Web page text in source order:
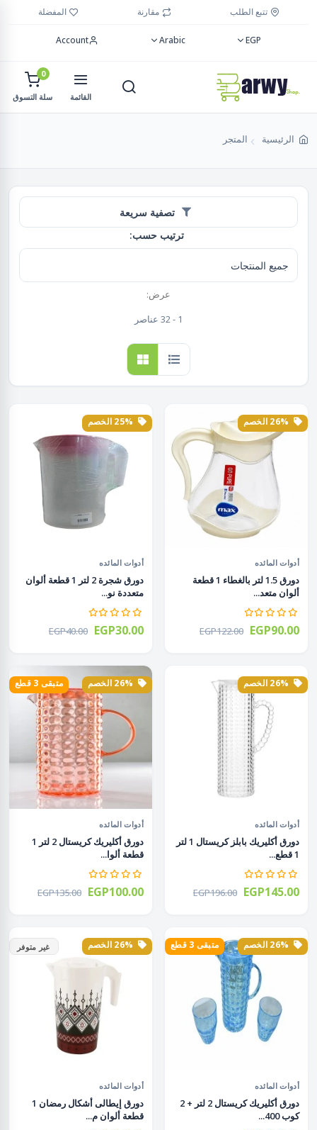
تتبع الطلب مقارنة المفضلة
EGP
Arabic
Account
القائمة
0
سلة التسوق
الرئيسية المتجر
تصفية سريعة
ترتيب حسب:
عرض:
1 - 32 عناصر
أدوات المائده
دورق 1.5 لتر بالغطاء 1 قطعة
ألوان متعد...
EGP122.00 EGP90.00
أدوات المائده
دورق شجرة 2 لتر 1 قطعة ألوان
متعددة نو...
EGP40.00 EGP30.00
أدوات المائده
دورق أكليريك بابلز كريستال 1 لتر
1 قطع...
EGP196.00 EGP145.00
متبقى 3 قطع
أدوات المائده
دورق أكليريك كريستال 2 لتر 1
قطعة ألوا...
EGP135.00 EGP100.00
متبقى 3 قطع
أدوات المائده
دورق أكليريك كريستال 2 لتر + 2
كوب 400...
غير متوفر
أدوات المائده
دورق إيطالى أشكال رمضان 1
قطعة ألوان م...